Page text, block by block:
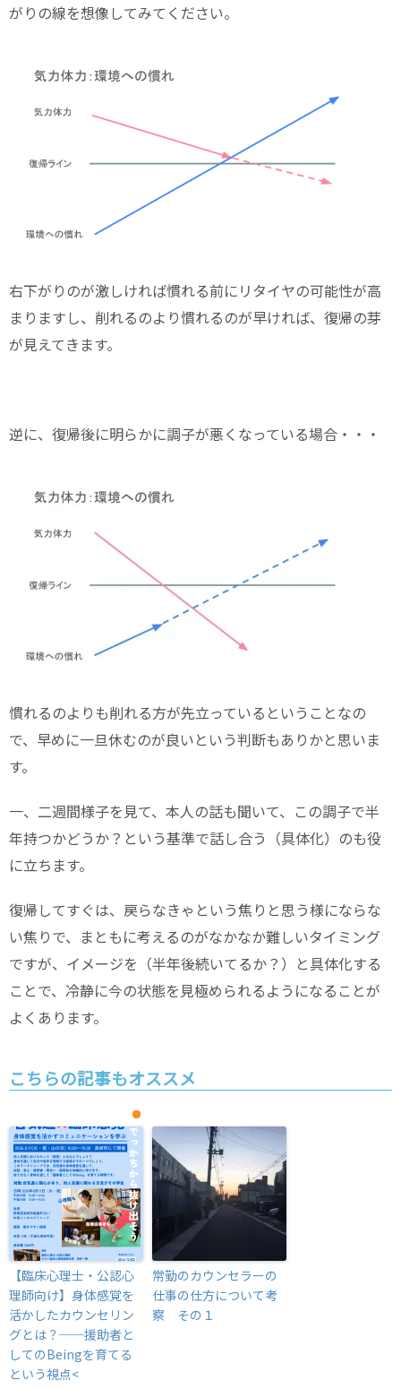
がりの線を想像してみてください。
右下がりのが激しければ慣れる前にリタイヤの可能性が高
まりますし、削れるのより慣れるのが早ければ、復帰の芽
が見えてきます。
逆に、復帰後に明らかに調子が悪くなっている場合・・・
慣れるのよりも削れる方が先立っているということなの
で、早めに一旦休むのが良いという判断もありかと思いま
す。
一、二週間様子を見て、本人の話も聞いて、この調子で半
年持つかどうか？という基準で話し合う（具体化）のも役
に立ちます。
復帰してすぐは、戻らなきゃという焦りと思う様にならな
い焦りで、まともに考えるのがなかなか難しいタイミング
ですが、イメージを（半年後続いてるか？）と具体化する
ことで、冷静に今の状態を見極められるようになることが
よくあります。
こちらの記事もオススメ
【臨床心理士・公認心
理師向け】身体感覚を
活かしたカウンセリン
グとは？──援助者と
してのBeingを育てる
という視点<
常勤のカウンセラーの
仕事の仕方について考
察 その１